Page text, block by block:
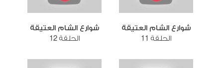
شوارع الشام العتيقة
الحلقة 11
شوارع الشام العتيقة
الحلقة 12